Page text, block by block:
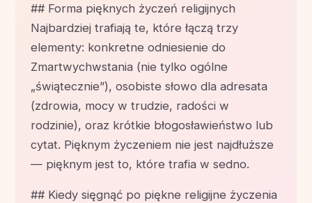
## Forma pięknych życzeń religijnych
Najbardziej trafiają te, które łączą trzy
elementy: konkretne odniesienie do
Zmartwychwstania (nie tylko ogólne
„świątecznie”), osobiste słowo dla adresata
(zdrowia, mocy w trudzie, radości w
rodzinie), oraz krótkie błogosławieństwo lub
cytat. Pięknym życzeniem nie jest najdłuższe
— pięknym jest to, które trafia w sedno.
## Kiedy sięgnąć po piękne religijne życzenia